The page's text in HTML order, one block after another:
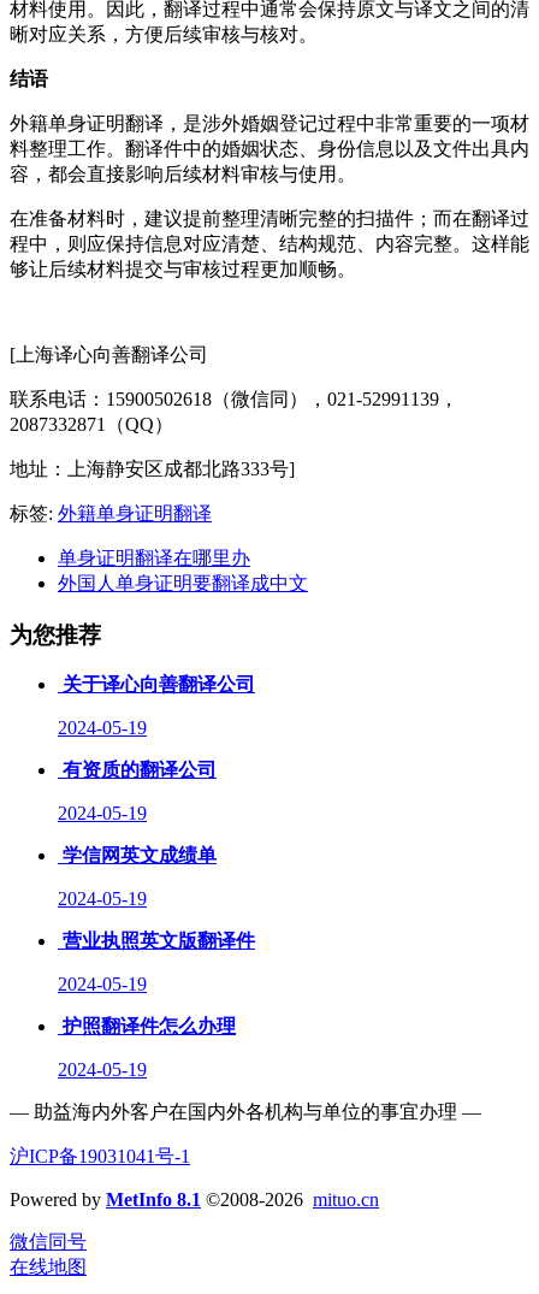
材料使用。因此，翻译过程中通常会保持原文与译文之间的清
晰对应关系，方便后续审核与核对。
结语
外籍单身证明翻译，是涉外婚姻登记过程中非常重要的一项材
料整理工作。翻译件中的婚姻状态、身份信息以及文件出具内
容，都会直接影响后续材料审核与使用。
在准备材料时，建议提前整理清晰完整的扫描件；而在翻译过
程中，则应保持信息对应清楚、结构规范、内容完整。这样能
够让后续材料提交与审核过程更加顺畅。
[上海译心向善翻译公司
联系电话：15900502618（微信同），021-52991139，
2087332871（QQ）
地址：上海静安区成都北路333号]
标签: 外籍单身证明翻译
单身证明翻译在哪里办
外国人单身证明要翻译成中文
为您推荐
关于译心向善翻译公司
2024-05-19
有资质的翻译公司
2024-05-19
学信网英文成绩单
2024-05-19
营业执照英文版翻译件
2024-05-19
护照翻译件怎么办理
2024-05-19
— 助益海内外客户在国内外各机构与单位的事宜办理 —
沪ICP备19031041号-1
Powered by MetInfo 8.1 ©2008-2026 mituo.cn
微信同号
在线地图